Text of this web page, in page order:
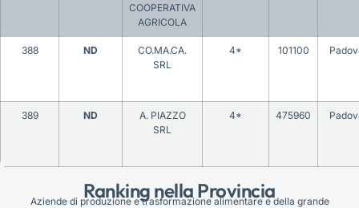
Ranking nella Provincia
COOPERATIVA
AGRICOLA
388 ND
CO.MA.CA.
SRL
4* 101100
389 ND
A. PIAZZO
SRL
4* 475960
Aziende di produzione e trasformazione alimentare e della grande